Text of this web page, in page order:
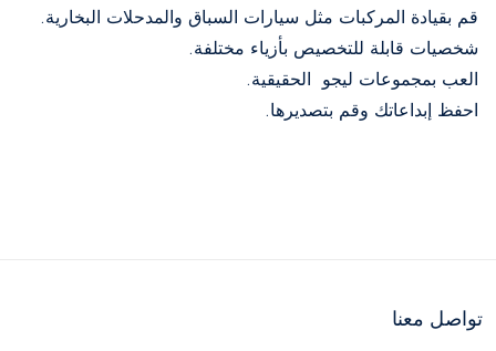
قم بقيادة المركبات مثل سيارات السباق والمدحلات البخارية.
شخصيات قابلة للتخصيص بأزياء مختلفة.
العب بمجموعات ليجو الحقيقية.
احفظ إبداعاتك وقم بتصديرها.
تواصل معنا